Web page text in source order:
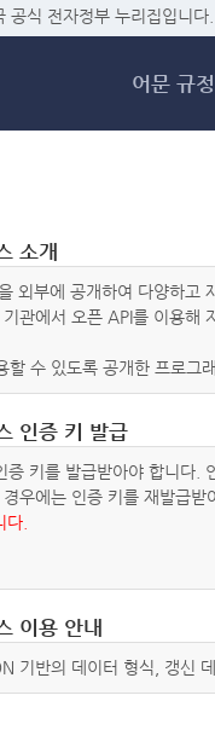
메
공식 전자정부 누리집입니다.
어문 규정
소개
외부에 공개하여 다양하
관에서 오픈 API를 이용해
수 있도록 공개한 프로그
인증 키 발급
키를 발급받아야 합니다
우에는 인증 키를 재발급받
.
이용 안내
기반의 데이터 형식, 갱신